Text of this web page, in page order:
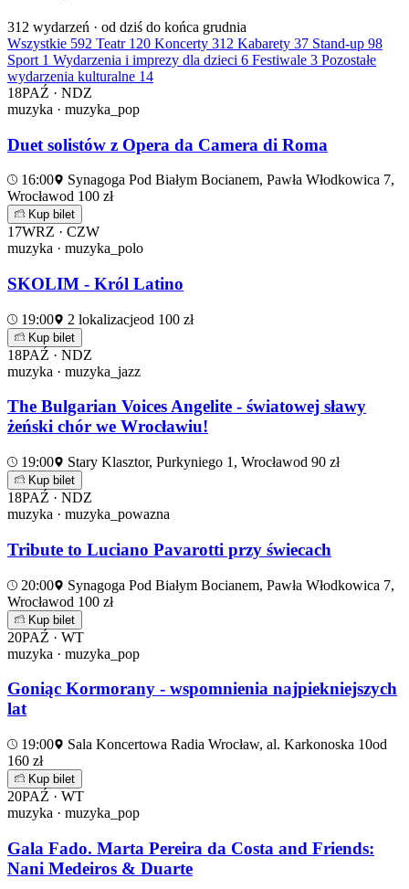
312 wydarzeń · od dziś do końca grudnia
Wszystkie 592 Teatr 120 Koncerty 312 Kabarety 37 Stand-up 98
Sport 1 Wydarzenia i imprezy dla dzieci 6 Festiwale 3 Pozostałe
wydarzenia kulturalne 14
18PAŹ · NDZ
muzyka · muzyka_pop
Duet solistów z Opera da Camera di Roma
16:00
Synagoga Pod Białym Bocianem, Pawła Włodkowica 7,
Wrocławod 100 zł
Kup bilet
17WRZ · CZW
muzyka · muzyka_polo
SKOLIM - Król Latino
19:00 2 lokalizacjeod 100 zł
Kup bilet
18PAŹ · NDZ
muzyka · muzyka_jazz
The Bulgarian Voices Angelite - światowej sławy
żeński chór we Wrocławiu!
19:00 Stary Klasztor, Purkyniego 1, Wrocławod 90 zł
Kup bilet
18PAŹ · NDZ
muzyka · muzyka_powazna
Tribute to Luciano Pavarotti przy świecach
20:00
Synagoga Pod Białym Bocianem, Pawła Włodkowica 7,
Wrocławod 100 zł
Kup bilet
20PAŹ · WT
muzyka · muzyka_pop
Goniąc Kormorany - wspomnienia najpiekniejszych
lat
19:00 Sala Koncertowa Radia Wrocław, al. Karkonoska 10od
160 zł
Kup bilet
20PAŹ · WT
muzyka · muzyka_pop
Gala Fado. Marta Pereira da Costa and Friends:
Nani Medeiros & Duarte